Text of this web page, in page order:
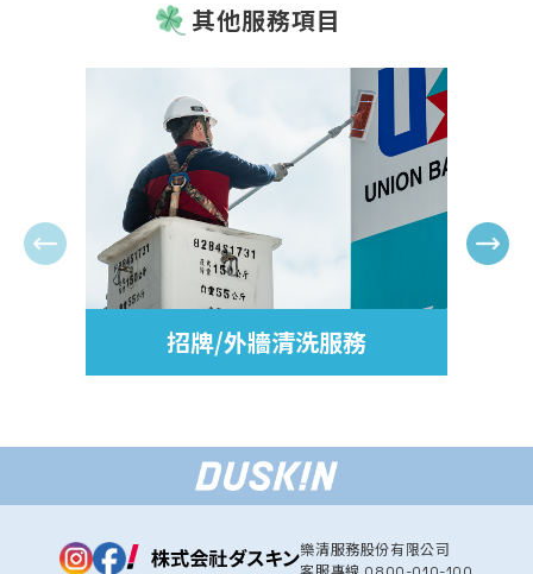
其他服務項目
招牌/外牆清洗服務
樂清服務股份有限公司
客服專線